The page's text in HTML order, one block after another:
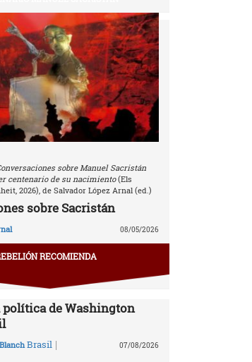
sobre Manuel Sacristán
centenario de su nacimiento(Els
2026), de Salvador López Arnal (ed.)
sobre Sacristán
08/05/2026
RECOMIENDA
política de Washington
Brasil | 07/08/2026